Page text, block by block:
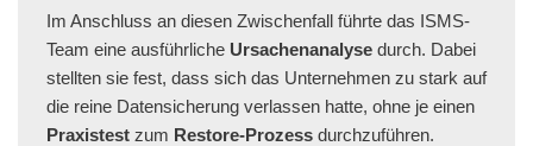
Im Anschluss an diesen Zwischenfall führte das ISMS-
Team eine ausführliche Ursachenanalyse durch. Dabei
stellten sie fest, dass sich das Unternehmen zu stark auf
die reine Datensicherung verlassen hatte, ohne je einen
Praxistest zum Restore-Prozess durchzuführen.